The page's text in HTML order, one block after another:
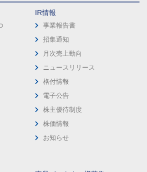
IR情報
事業報告書
招集通知
月次売上動向
ニュースリリース
格付情報
電子公告
株主優待制度
株価情報
お知らせ